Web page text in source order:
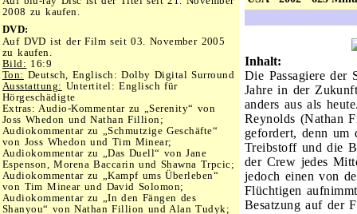
2008 zu kaufen.
DVD:
Auf DVD ist der Film seit 03. November 2005
zu kaufen.
Bild: 16:9
Ton: Deutsch, Englisch: Dolby Digital Surround
Ausstattung: Untertitel: Englisch für
Hörgeschädigte
Extras: Audio-Kommentar zu „Serenity“ von
Joss Whedon und Nathan Fillion;
Audiokommentar zu „Schmutzige Geschäfte“
von Joss Whedon und Tim Minear;
Audiokommentar zu „Das Duell“ von Jane
Espenson, Morena Baccarin und Shawna Trpcic;
Audiokommentar zu „Kampf ums Überleben“
von Tim Minear und David Solomon;
Audiokommentar zu „In den Fängen des
Shanyou“ von Nathan Fillion und Alan Tudyk;
Inhalt:
Die Passagiere der
Jahre in der
anders aus als
Reynolds (Nathan
gefordert, denn um
Treibstoff und die
der Crew jedes
jedoch einen von
Flüchtigen
Besatzung auf der